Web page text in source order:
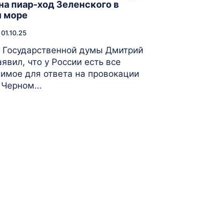
пиар-ход Зеленского в
море
01.10.25
Государственной думы Дмитрий
что у России есть все
для ответа на провокации